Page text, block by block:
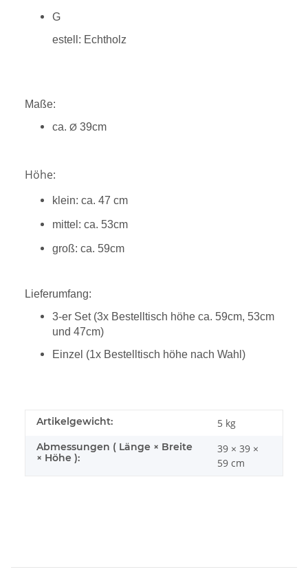
G
estell: Echtholz
Maße: 
ca. Ø 39cm
Höhe:
klein: ca. 47 cm
mittel: ca. 53cm
groß: ca. 59cm
Lieferumfang:
3-er Set (3x Bestelltisch höhe ca. 59cm, 53cm
und 47cm)
Einzel (1x Bestelltisch höhe nach Wahl)
Artikelgewicht: 5 kg
Abmessungen ( Länge × Breite
× Höhe ):
39 × 39 ×
59 cm